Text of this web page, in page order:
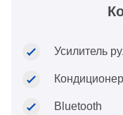
Усилитель
Кондиционер
Bluetooth